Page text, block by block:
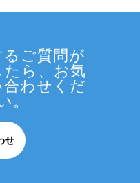
ご質問が
ら、お気
わせくだ
。
せ